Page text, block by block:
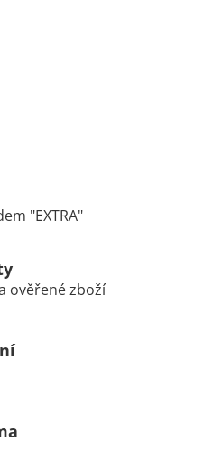
"EXTRA"
ověřené zboží